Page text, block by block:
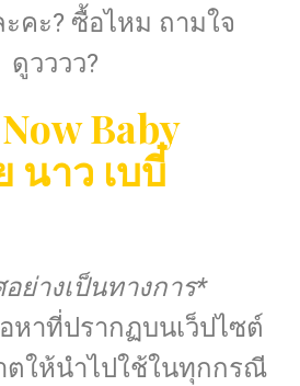
คะ? ซื้อไหม ถามใจ
ดูวววว?
Baby
นาว เบบี๋
ย่างเป็นทางการ*
หาที่ปรากฏบนเว็ปไซต์
ให้นำไปใช้ในทุกกรณี